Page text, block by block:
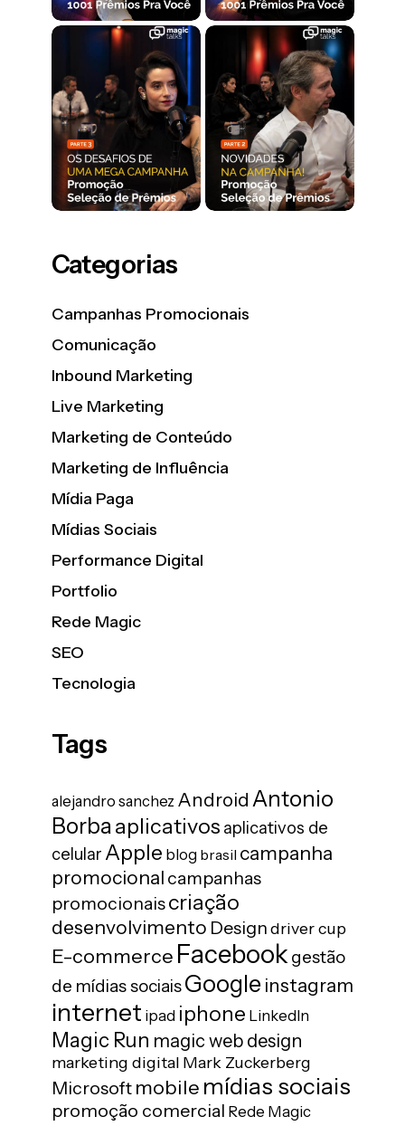
Categorias
Campanhas Promocionais
Comunicação
Inbound Marketing
Live Marketing
Marketing de Conteúdo
Marketing de Influência
Mídia Paga
Mídias Sociais
Performance Digital
Portfolio
Rede Magic
SEO
Tecnologia
Tags
alejandro sanchez Android Antonio
Borbaaplicativos aplicativos de
celular Apple blog brasil campanha
promocional campanhas
promocionaiscriação
desenvolvimento Designdriver cup
E-commerce Facebookgestão
de mídias sociaisGoogle instagram
internet ipad iphone LinkedIn
Magic Run magic web design
marketing digital Mark Zuckerberg
Microsoft mobile mídias sociais
promoção comercial Rede Magic